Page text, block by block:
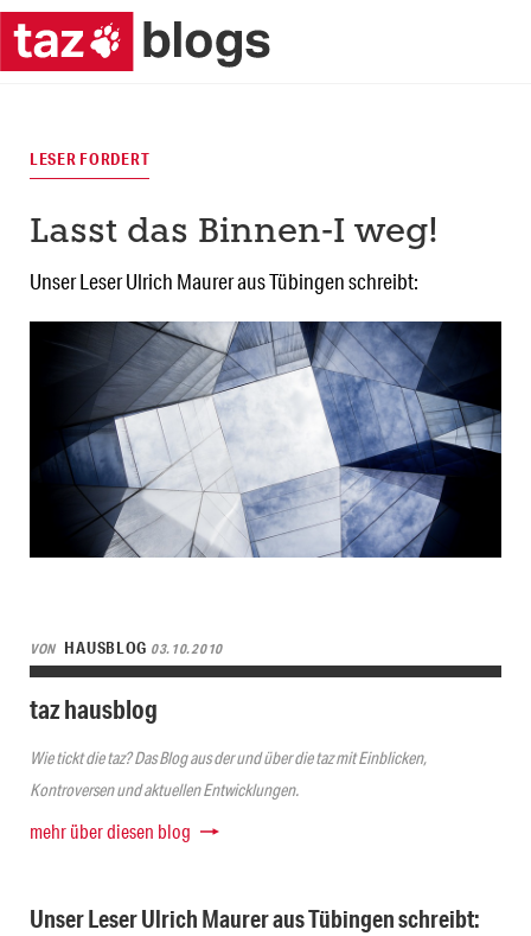
LESER FORDERT
Lasst das Binnen-I weg!
Unser Leser Ulrich Maurer aus Tübingen schreibt:
VON HAUSBLOG 03.10.2010
taz hausblog
Wie tickt die taz? Das Blog aus der und über die taz mit Einblicken,
Kontroversen und aktuellen Entwicklungen.
mehr über diesen blog
Unser Leser Ulrich Maurer aus Tübingen schreibt: